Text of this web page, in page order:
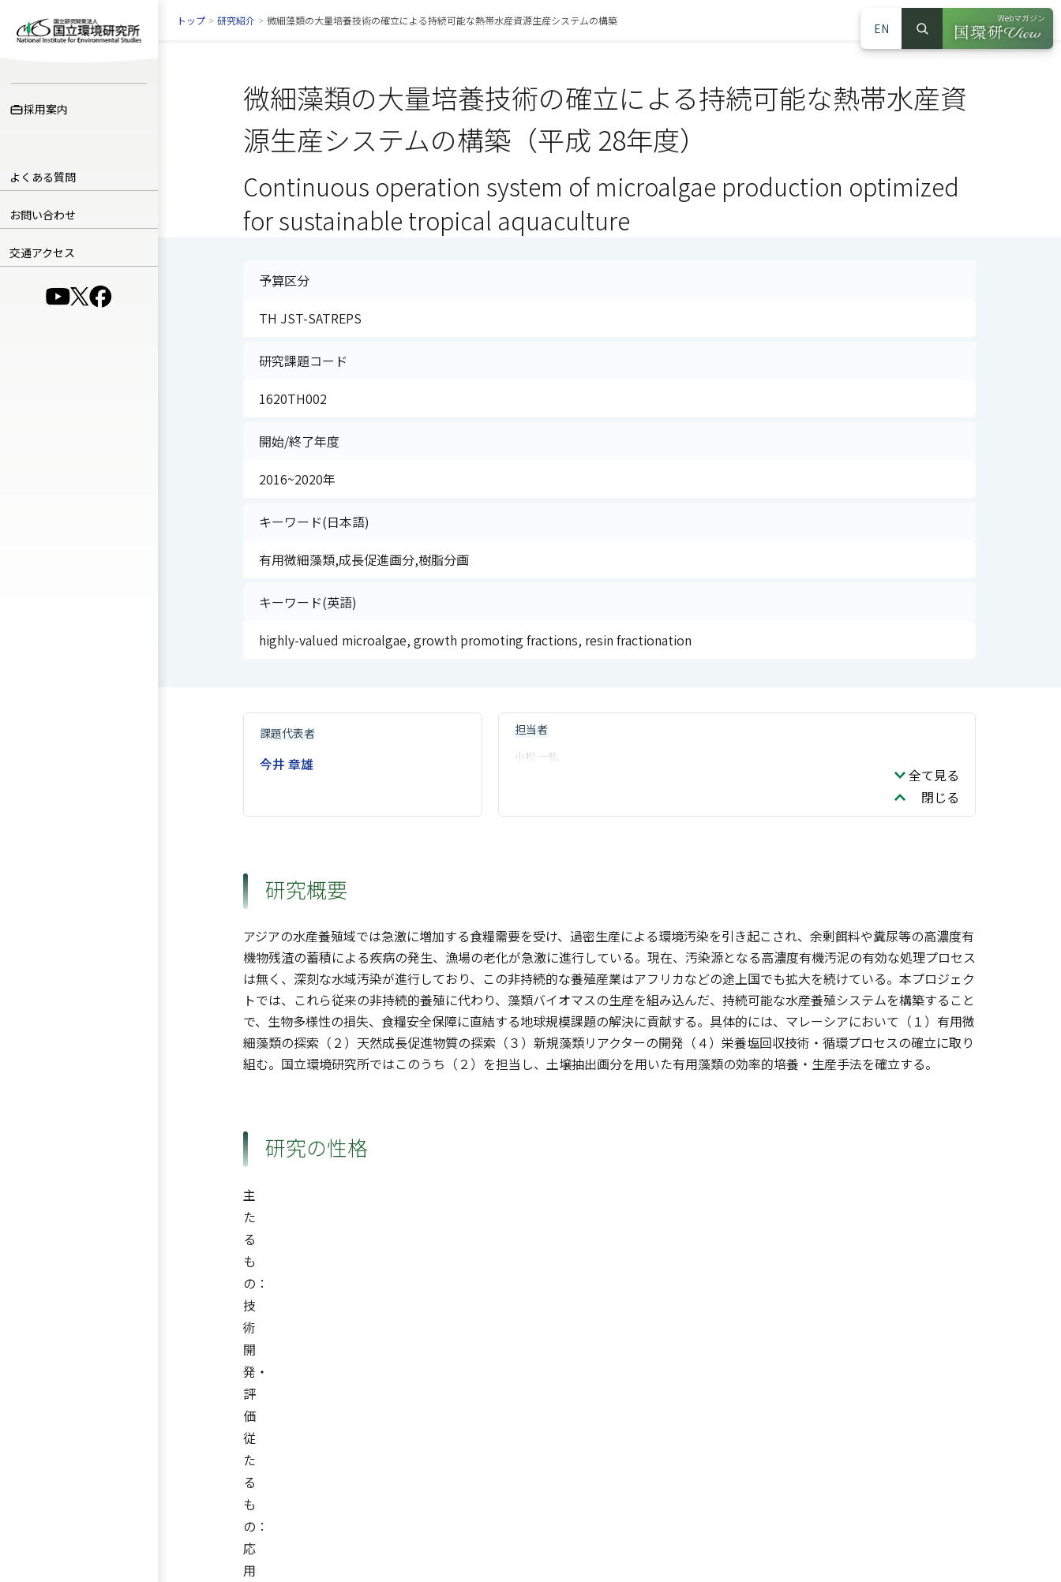
採用案内
よくある質問
お問い合わせ
交通アクセス
（別ウインドウで開きます）
（別ウインドウで開きます）
（別ウインドウで開きます）
EN
サイト内検索
検索
Webマガジン
（別ウインドウ
トップ > 研究紹介 > 微細藻類の大量培養技術の確立による持続可能な熱帯水産資源生産システムの構築
微細藻類の大量培養技術の確立による持続可能な熱帯水産資
源生産システムの構築（平成 28年度）
Continuous operation system of microalgae production optimized
for sustainable tropical aquaculture
予算区分
TH JST-SATREPS
研究課題コード
1620TH002
開始/終了年度
2016~2020年
キーワード(日本語)
有用微細藻類,成長促進画分,樹脂分画
キーワード(英語)
highly-valued microalgae, growth promoting fractions, resin fractionation
課題代表者
今井 章雄
担当者
小松 一弘
全て見る
閉じる
研究概要
アジアの水産養殖域では急激に増加する食糧需要を受け、過密生産による環境汚染を引き起こされ、余剰餌料や糞尿等の高濃度有
機物残渣の蓄積による疾病の発生、漁場の老化が急激に進行している。現在、汚染源となる高濃度有機汚泥の有効な処理プロセス
は無く、深刻な水域汚染が進行しており、この非持続的な養殖産業はアフリカなどの途上国でも拡大を続けている。本プロジェク
トでは、これら従来の非持続的養殖に代わり、藻類バイオマスの生産を組み込んだ、持続可能な水産養殖システムを構築すること
で、生物多様性の損失、食糧安全保障に直結する地球規模課題の解決に貢献する。具体的には、マレーシアにおいて（１）有用微
細藻類の探索（２）天然成長促進物質の探索（３）新規藻類リアクターの開発（４）栄養塩回収技術・循環プロセスの確立に取り
組む。国立環境研究所ではこのうち（２）を担当し、土壌抽出画分を用いた有用藻類の効率的培養・生産手法を確立する。
研究の性格
主
た
る
も
の：
技
術
開
発・
評
価
従
た
る
も
の：
応
用